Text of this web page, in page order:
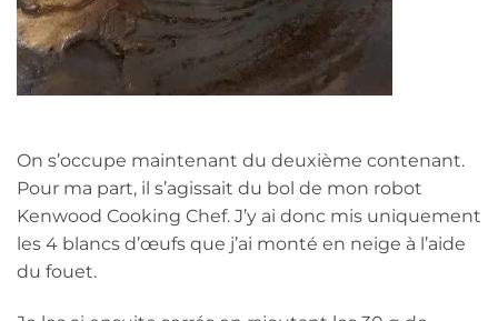
On s’occupe maintenant du deuxième contenant.
Pour ma part, il s’agissait du bol de mon robot
Kenwood Cooking Chef. J’y ai donc mis uniquement
les 4 blancs d’œufs que j’ai monté en neige à l’aide
du fouet.